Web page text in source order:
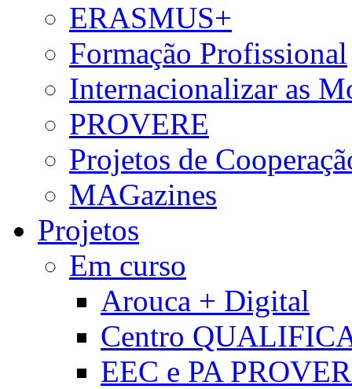
ERASMUS+
Formação Profissional
Internacionalizar as
PROVERE
Projetos de
MAGazines
Projetos
Em curso
Arouca + Digital
Centro
EEC e PA